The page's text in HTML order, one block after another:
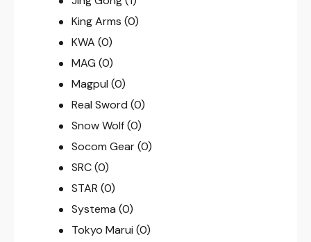
King Arms (0)
KWA (0)
MAG (0)
Magpul (0)
Real Sword (0)
Snow Wolf (0)
Socom Gear (0)
SRC (0)
STAR (0)
Systema (0)
Tokyo Marui (0)